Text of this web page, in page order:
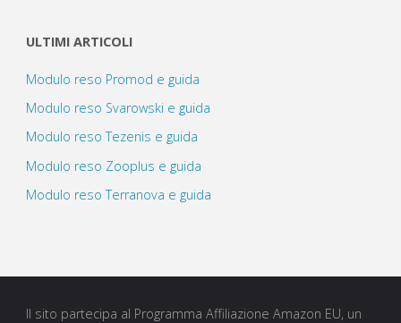
ULTIMI ARTICOLI
Modulo reso Promod e guida
Modulo reso Svarowski e guida
Modulo reso Tezenis e guida
Modulo reso Zooplus e guida
Modulo reso Terranova e guida
Il sito partecipa al Programma Affiliazione Amazon EU, un